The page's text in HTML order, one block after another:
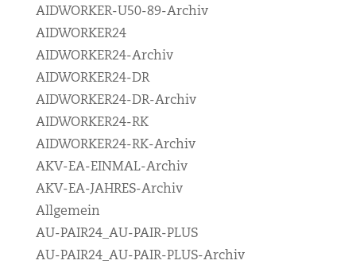
AIDWORKER-U50-89-Archiv
AIDWORKER24
AIDWORKER24-Archiv
AIDWORKER24-DR
AIDWORKER24-DR-Archiv
AIDWORKER24-RK
AIDWORKER24-RK-Archiv
AKV-EA-EINMAL-Archiv
AKV-EA-JAHRES-Archiv
Allgemein
AU-PAIR24_AU-PAIR-PLUS
AU-PAIR24_AU-PAIR-PLUS-Archiv